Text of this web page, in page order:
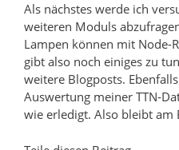
Als nächstes werde ich
weiteren Moduls
Lampen können mit Node-
gibt also noch einiges zu
weitere Blogposts.
Auswertung meiner TTN-
wie erledigt. Also bleibt am